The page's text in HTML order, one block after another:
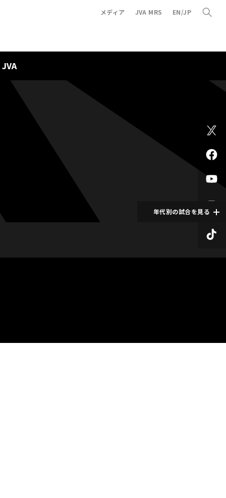
メディア JVA MRS EN/JP
JVA
年代別の試合を見る